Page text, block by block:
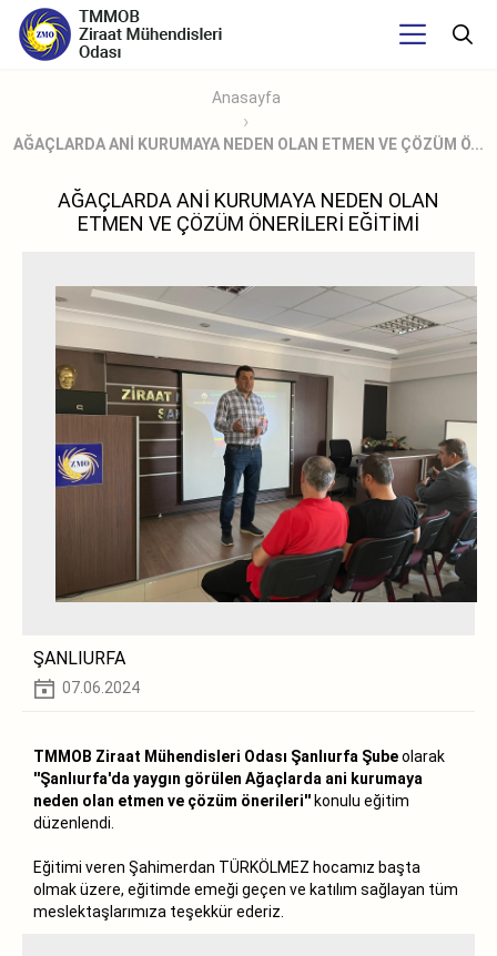
Anasayfa
AĞAÇLARDA ANİ KURUMAYA NEDEN OLAN ETMEN VE ÇÖZÜM Ö...
AĞAÇLARDA ANİ KURUMAYA NEDEN OLAN
ETMEN VE ÇÖZÜM ÖNERİLERİ EĞİTİMİ
ŞANLIURFA
07.06.2024
TMMOB Ziraat Mühendisleri Odası Şanlıurfa Şubeolarak
''Şanlıurfa'da yaygın görülen Ağaçlarda ani kurumaya
neden olan etmen ve çözüm önerileri''konulu eğitim
düzenlendi.
Eğitimi veren Şahimerdan TÜRKÖLMEZ hocamız başta
olmak üzere, eğitimde emeği geçen ve katılım sağlayan tüm
meslektaşlarımıza teşekkür ederiz.